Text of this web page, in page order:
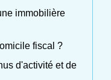
immobilière
fiscal ?
d'activité et de